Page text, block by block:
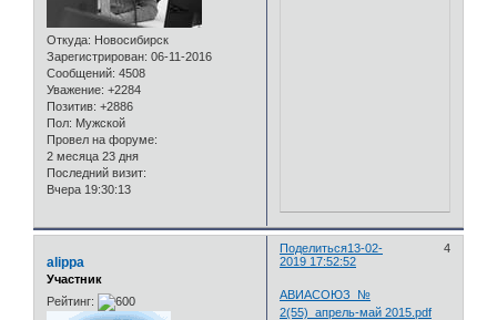
Откуда: Новосибирск
Зарегистрирован: 06-11-2016
Сообщений: 4508
Уважение: +2284
Позитив: +2886
Пол: Мужской
Провел на форуме:
2 месяца 23 дня
Последний визит:
Вчера 19:30:13
Поделиться 4
13-02-
2019 17:52:52
alippa
Участник
Рейтинг:
АВИАСОЮЗ_№
2(55)_апрель-май 2015.pdf